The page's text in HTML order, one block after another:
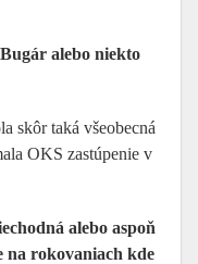
alebo niekto
skôr taká všeobecná
OKS zastúpenie v
alebo aspoň
na rokovaniach kde